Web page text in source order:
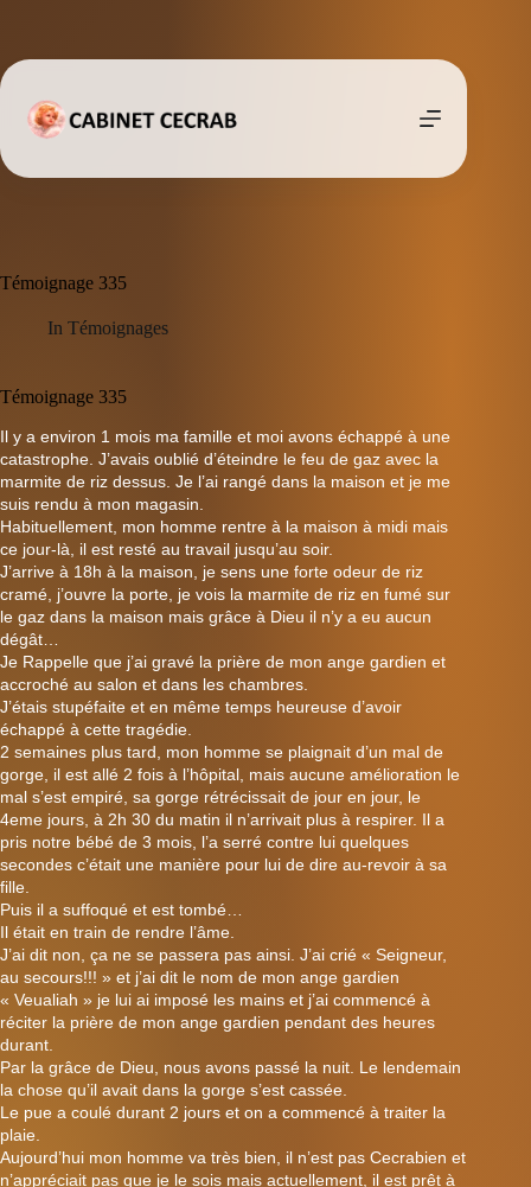
Témoignage 335
In Témoignages
Témoignage 335
Il y a environ 1 mois ma famille et moi avons échappé à une
catastrophe. J’avais oublié d’éteindre le feu de gaz avec la
marmite de riz dessus. Je l’ai rangé dans la maison et je me
suis rendu à mon magasin.
Habituellement, mon homme rentre à la maison à midi mais
ce jour-là, il est resté au travail jusqu’au soir.
J’arrive à 18h à la maison, je sens une forte odeur de riz
cramé, j’ouvre la porte, je vois la marmite de riz en fumé sur
le gaz dans la maison mais grâce à Dieu il n’y a eu aucun
dégât…
Je Rappelle que j’ai gravé la prière de mon ange gardien et
accroché au salon et dans les chambres.
J’étais stupéfaite et en même temps heureuse d’avoir
échappé à cette tragédie.
2 semaines plus tard, mon homme se plaignait d’un mal de
gorge, il est allé 2 fois à l’hôpital, mais aucune amélioration le
mal s’est empiré, sa gorge rétrécissait de jour en jour, le
4eme jours, à 2h 30 du matin il n’arrivait plus à respirer. Il a
pris notre bébé de 3 mois, l’a serré contre lui quelques
secondes c’était une manière pour lui de dire au-revoir à sa
fille.
Puis il a suffoqué et est tombé…
Il était en train de rendre l’âme.
J’ai dit non, ça ne se passera pas ainsi. J’ai crié « Seigneur,
au secours!!! » et j’ai dit le nom de mon ange gardien
« Veualiah » je lui ai imposé les mains et j’ai commencé à
réciter la prière de mon ange gardien pendant des heures
durant.
Par la grâce de Dieu, nous avons passé la nuit. Le lendemain
la chose qu’il avait dans la gorge s’est cassée.
Le pue a coulé durant 2 jours et on a commencé à traiter la
plaie.
Aujourd’hui mon homme va très bien, il n’est pas Cecrabien et
n’appréciait pas que je le sois mais actuellement, il est prêt à